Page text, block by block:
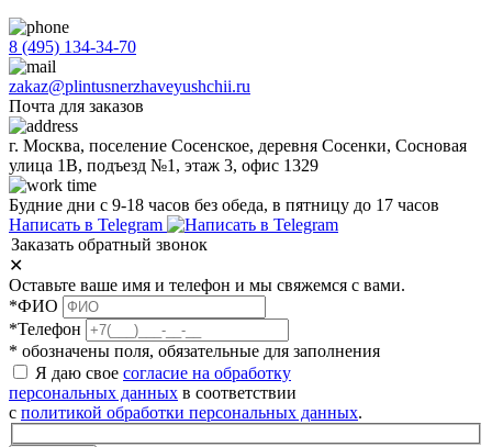
8 (495) 134-34-70
zakaz@plintusnerzhaveyushchii.ru
Почта для заказов
г. Москва, поселение Сосенское, деревня Сосенки, Сосновая
улица 1В, подъезд №1, этаж 3, офис 1329
Будние дни с 9-18 часов без обеда, в пятницу до 17 часов
Написать в Telegram
Заказать обратный звонок
✕
Оставьте ваше имя и телефон и мы свяжемся с вами.
*ФИО
*Телефон
* обозначены поля, обязательные для заполнения
Я даю свое согласие на обработку
персональных данных в соответствии
с политикой обработки персональных данных.